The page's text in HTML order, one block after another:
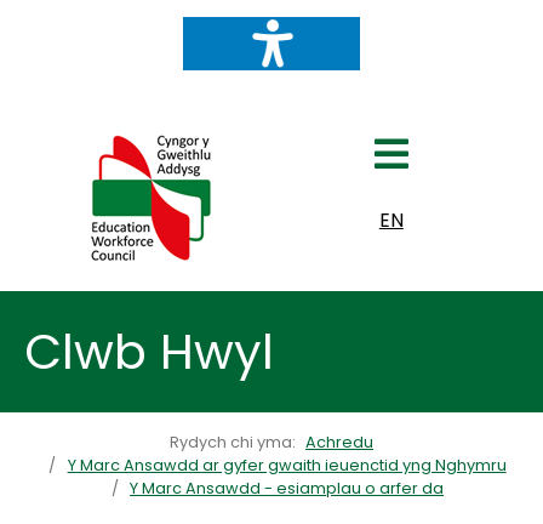
Dewiswch eich iaith
EN
Clwb Hwyl
Rydych chi yma: Achredu
Y Marc Ansawdd ar gyfer gwaith ieuenctid yng Nghymru
Y Marc Ansawdd - esiamplau o arfer da